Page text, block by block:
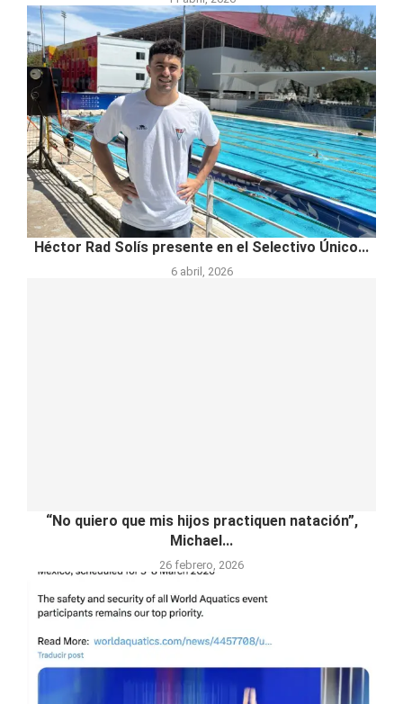
Héctor Rad Solís presente en el Selectivo Único...
6 abril, 2026
“No quiero que mis hijos practiquen natación”,
Michael...
26 febrero, 2026